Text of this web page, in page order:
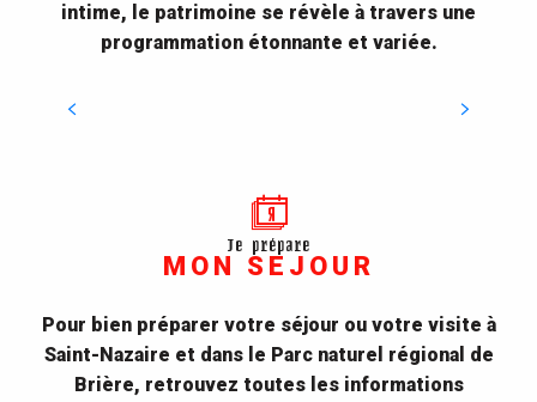
intime, le patrimoine se révèle à travers une
programmation étonnante et variée.
Site web Saint-Nazaire Patrimoine
Je prépare
MON SEJOUR
Pour bien préparer votre séjour ou votre visite à
Saint-Nazaire et dans le Parc naturel régional de
Brière, retrouvez toutes les informations